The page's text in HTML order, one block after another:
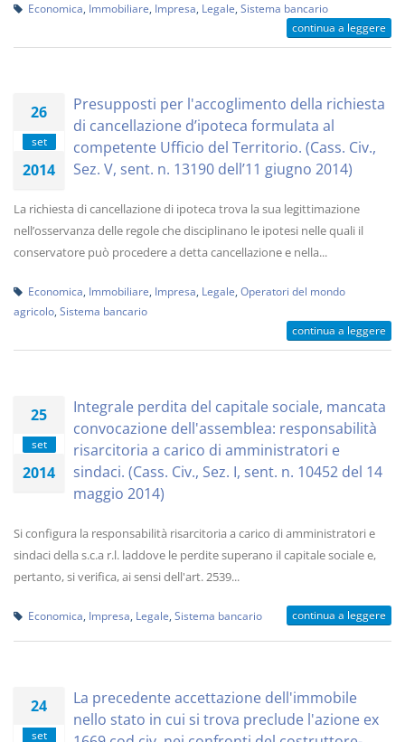
Economica Immobiliare Impresa Legale Sistema bancario
continua a leggere
26
set
2014
Presupposti per l'accoglimento della richiesta
di cancellazione d’ipoteca formulata al
competente Ufficio del Territorio. (Cass. Civ.,
Sez. V, sent. n. 13190 dell’11 giugno 2014)
La richiesta di cancellazione di ipoteca trova la sua legittimazione
nell’osservanza delle regole che disciplinano le ipotesi nelle quali il
conservatore può procedere a detta cancellazione e nella...
Economica Immobiliare Impresa Legale Operatori del mondo
agricolo Sistema bancario
continua a leggere
25
set
2014
Integrale perdita del capitale sociale, mancata
convocazione dell'assemblea: responsabilità
risarcitoria a carico di amministratori e
sindaci. (Cass. Civ., Sez. I, sent. n. 10452 del 14
maggio 2014)
Si configura la responsabilità risarcitoria a carico di amministratori e
sindaci della s.c.a r.l. laddove le perdite superano il capitale sociale e,
pertanto, si verifica, ai sensi dell'art. 2539...
Economica Impresa Legale Sistema bancario continua a leggere
24
set
La precedente accettazione dell'immobile
nello stato in cui si trova preclude l'azione ex